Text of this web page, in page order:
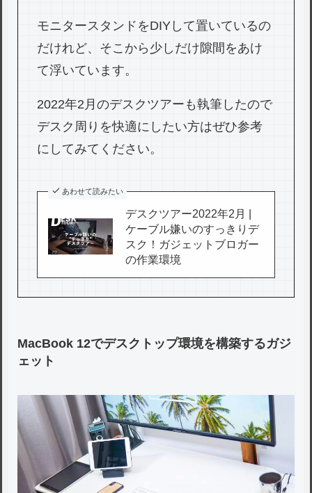
モニタースタンドをDIYして置いているの
だけれど、そこから少しだけ隙間をあけ
て浮いています。
2022年2月のデスクツアーも執筆したので
デスク周りを快適にしたい方はぜひ参考
にしてみてください。
あわせて読みたい
デスクツアー2022年2月 |
ケーブル嫌いのすっきりデ
スク！ガジェットブロガー
の作業環境
MacBook 12でデスクトップ環境を構築するガジ
ェット